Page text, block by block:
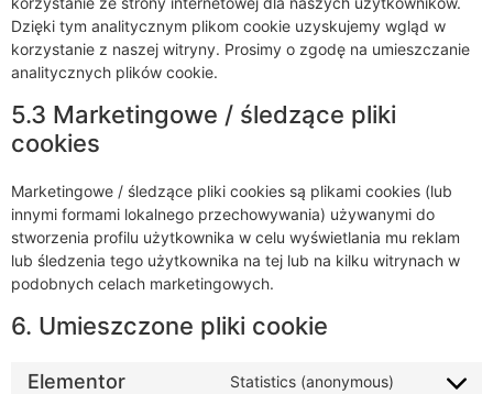
Dzięki tym analitycznym plikom cookie uzyskujemy wgląd w
korzystanie z naszej witryny. Prosimy o zgodę na umieszczanie
analitycznych plików cookie.
5.3 Marketingowe / śledzące pliki
cookies
Marketingowe / śledzące pliki cookies są plikami cookies (lub
innymi formami lokalnego przechowywania) używanymi do
stworzenia profilu użytkownika w celu wyświetlania mu reklam
lub śledzenia tego użytkownika na tej lub na kilku witrynach w
podobnych celach marketingowych.
6. Umieszczone pliki cookie
Elementor Statistics (anonymous)